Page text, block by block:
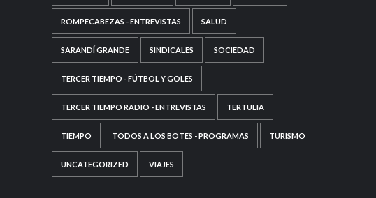
ROMPECABEZAS - ENTREVISTAS SALUD
SARANDÍ GRANDE SINDICALES SOCIEDAD
TERCER TIEMPO - FÚTBOL Y GOLES
TERCER TIEMPO RADIO - ENTREVISTAS TERTULIA
TIEMPO TODOS A LOS BOTES - PROGRAMAS TURISMO
UNCATEGORIZED VIAJES